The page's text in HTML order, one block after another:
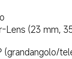
Lens (23 mm,
(grandangolo/